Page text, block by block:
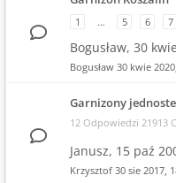
1
… 5 6 7
Bogusław, 30
Bogusław 30 kwie
Garnizony
12 Odpowiedzi 21913
Janusz, 15 paź
Krzysztof 30 sie 2017,